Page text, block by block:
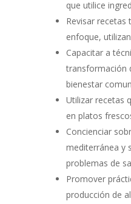
que utilice
Revisar recetas
enfoque,
Capacitar a
transformación
bienestar
Utilizar recetas
en platos
Concienciar
mediterránea y
problemas de
Promover
producción de